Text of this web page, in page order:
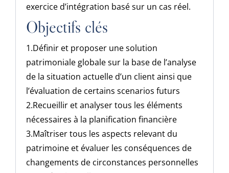
exercice d’intégration basé sur un cas réel.
Objectifs clés
1.Définir et proposer une solution
patrimoniale globale sur la base de l’analyse
de la situation actuelle d’un client ainsi que
l’évaluation de certains scenarios futurs
2.Recueillir et analyser tous les éléments
nécessaires à la planification financière
3.Maîtriser tous les aspects relevant du
patrimoine et évaluer les conséquences de
changements de circonstances personnelles